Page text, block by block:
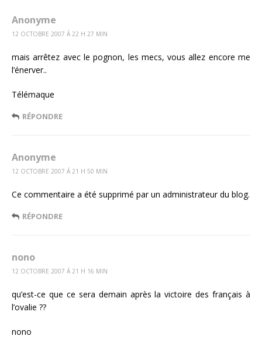
Anonyme
12 OCTOBRE 2007 Á 22 H 27 MIN
mais arrêtez avec le pognon, les mecs, vous allez encore me
l’énerver..
Télémaque
RÉPONDRE
Anonyme
12 OCTOBRE 2007 Á 21 H 50 MIN
Ce commentaire a été supprimé par un administrateur du blog.
RÉPONDRE
nono
12 OCTOBRE 2007 Á 21 H 16 MIN
qu’est-ce que ce sera demain après la victoire des français à
l’ovalie ??
nono